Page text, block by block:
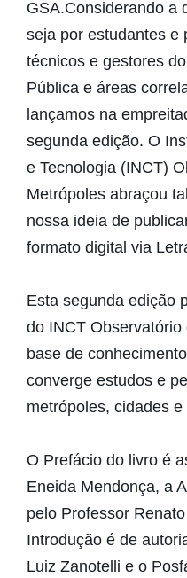
GSA.Considerando a
seja por estudantes e
técnicos e gestores
Pública e áreas
lançamos na
segunda edição. O
e Tecnologia (INCT)
Metrópoles abraçou
nossa ideia de
formato digital via
Esta segunda edição
do INCT
base de
converge estudos e
metrópoles, cidades
O Prefácio do livro é
Eneida Mendonça, a
pelo Professor
Introdução é de
Luiz Zanotelli e o